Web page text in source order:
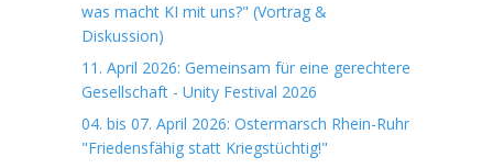
was macht KI mit uns?" (Vortrag &
Diskussion)
11. April 2026: Gemeinsam für eine gerechtere
Gesellschaft - Unity Festival 2026
04. bis 07. April 2026: Ostermarsch Rhein-Ruhr
"Friedensfähig statt Kriegstüchtig!"